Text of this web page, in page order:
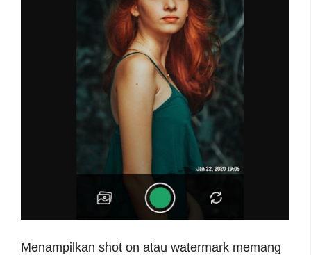
Menampilkan shot on atau watermark memang